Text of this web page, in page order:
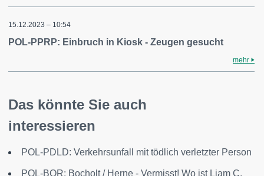
15.12.2023 – 10:54
POL-PPRP: Einbruch in Kiosk - Zeugen gesucht
mehr
Das könnte Sie auch
interessieren
POL-PDLD: Verkehrsunfall mit tödlich verletzter Person
POL-BOR: Bocholt / Herne - Vermisst! Wo ist Liam C.